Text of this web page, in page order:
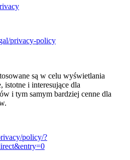
privacy-policy
są w celu wyświetlania
istotne i interesujące dla
i tym samym bardziej cenne dla
policy/?